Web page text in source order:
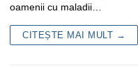
oamenii cu maladii…
CITEȘTE MAI MULT →